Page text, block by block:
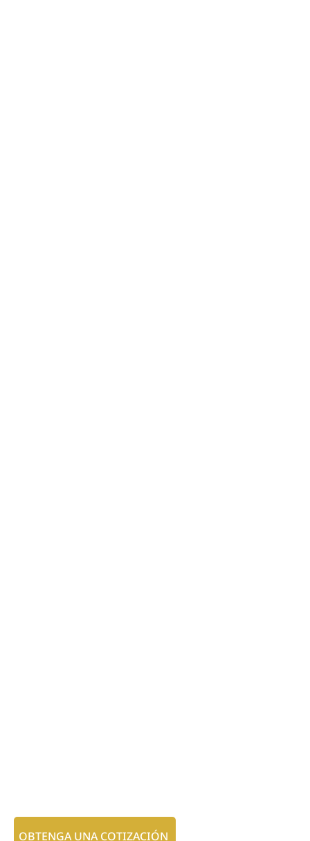
OBTENGA UNA COTIZACIÓN